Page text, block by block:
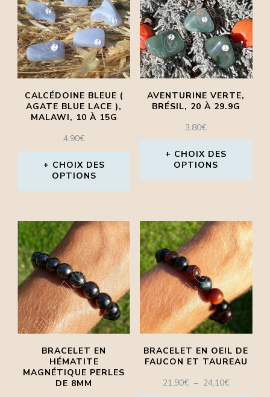
CALCÉDOINE BLEUE (
AGATE BLUE LACE ),
MALAWI, 10 À 15G
4,90€
CHOIX DES
OPTIONS
produit
a
plusieurs
variations.
Les
options
peuvent
être
choisies
AVENTURINE VERTE,
BRÉSIL, 20 À 29.9G
3,80€
CHOIX DES
OPTIONS
a
plusieurs
variations.
Les
options
peuvent
être
choisies
sur
BRACELET EN
HÉMATITE
MAGNÉTIQUE PERLES
DE 8MM
BRACELET EN OEIL DE
FAUCON ET TAUREAU
21,90€ – 24,10€PLAGE